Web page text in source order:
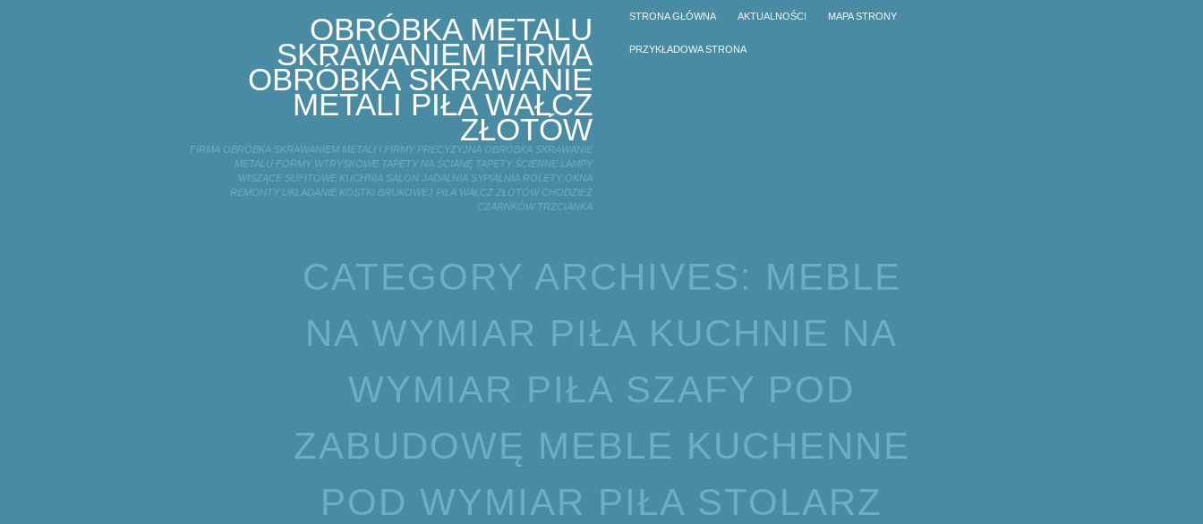
OBRÓBKA METALU
SKRAWANIEM FIRMA
OBRÓBKA SKRAWANIE
METALI PIŁA WAŁCZ
ZŁOTÓW
FIRMA OBRÓBKA SKRAWANIEM METALI I FIRMY PRECYZYJNA OBRÓBKA SKRAWANIE
METALU FORMY WTRYSKOWE TAPETY NA ŚCIANĘ TAPETY ŚCIENNE LAMPY
WISZĄCE SUFITOWE KUCHNIA SALON JADALNIA SYPIALNIA ROLETY OKNA
REMONTY UKŁADANIE KOSTKI BRUKOWEJ PIŁA WAŁCZ ZŁOTÓW CHODZIEŻ
CZARNKÓW TRZCIANKA
STRONA GŁÓWNA AKTUALNOŚCI MAPA STRONY
PRZYKŁADOWA STRONA
CATEGORY ARCHIVES: MEBLE
NA WYMIAR PIŁA KUCHNIE NA
WYMIAR PIŁA SZAFY POD
ZABUDOWĘ MEBLE KUCHENNE
POD WYMIAR PIŁA STOLARZ